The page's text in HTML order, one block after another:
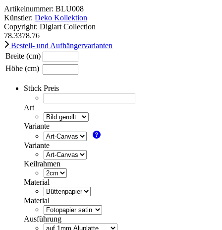
Artikelnummer: BLU008
Künstler: Deko Kollektion
Copyright: Digiart Collection
78.3378.76
Bestell- und Aufhängervarianten
Breite (cm)
Höhe (cm)
Stück Preis
Art
Variante
Variante
Keilrahmen
Material
Material
Ausführung